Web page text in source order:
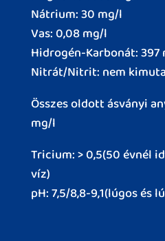
Nátrium: 30 mg/l
Vas: 0,08 mg/l
Hidrogén-Karbonát: 397
Nitrát/Nitrit: nem
Összes oldott ásványi
mg/l
Tricium: > 0,5(50 évnél
víz)
pH: 7,5/8,8-9,1(lúgos és